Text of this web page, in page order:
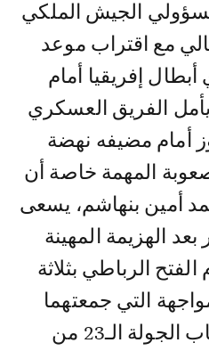
الجيش الملكي
مع اقتراب موعد
إفريقيا أمام
الفريق العسكري
أمام مضيفه نهضة
المهمة خاصة أن
أمين بنهاشم، يسعى
الهزيمة المهينة
الفتح الرباطي بثلاثة
التي جمعتهما
الجمعة الماضية لحساب الجولة الـ23 من